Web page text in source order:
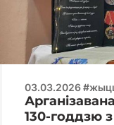
03.03.2026
130-годдзю